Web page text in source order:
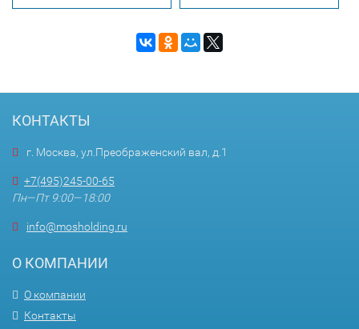
КОНТАКТЫ
г. Москва, ул.Преображенский вал, д.1
+7(495)245-00-65
Пн—Пт 9:00—18:00
info@mosholding.ru
О КОМПАНИИ
О компании
Контакты